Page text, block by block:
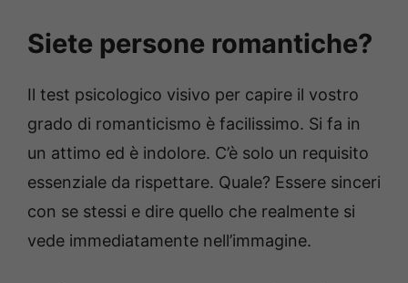
Siete persone romantiche?
Il test psicologico visivo per capire il vostro
grado di romanticismo è facilissimo. Si fa in
un attimo ed è indolore. C’è solo un requisito
essenziale da rispettare. Quale? Essere sinceri
con se stessi e dire quello che realmente si
vede immediatamente nell’immagine.